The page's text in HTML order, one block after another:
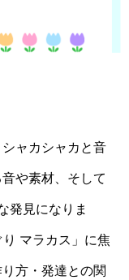
ャカシャカと音
や素材、そして
発見になりま
マラカス」に焦
方・発達との関